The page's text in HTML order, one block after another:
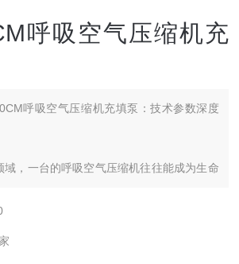
呼吸空气压缩机充
呼吸空气压缩机充填泵：技术参数深度
域，一台的呼吸空气压缩机往往能成为生命
术参数实现高效供气？又该如何通过科学维